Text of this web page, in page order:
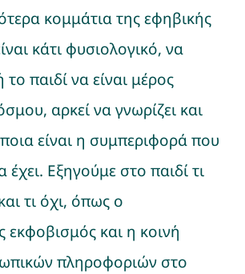
κομμάτια της εφηβικής
κάτι φυσιολογικό, να
το παιδί να είναι μέρος
αρκεί να γνωρίζει και
είναι η συμπεριφορά που
έχει. Εξηγούμε στο παιδί τι
τι όχι, όπως ο
εκφοβισμός και η κοινή
πληροφοριών στο